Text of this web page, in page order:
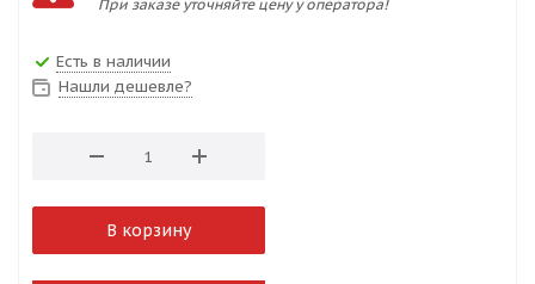
При заказе уточняйте цену у оператора!
Есть в наличии
Нашли дешевле?
В корзину